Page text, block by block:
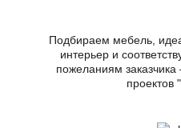
Подбираем мебель,
интерьер и
пожеланиям
проектов